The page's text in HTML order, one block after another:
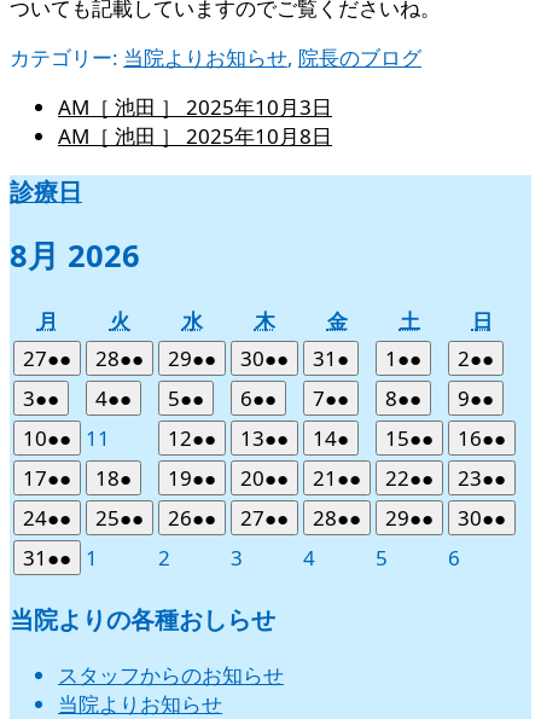
ついても記載していますのでご覧くださいね。
カテゴリー: 当院よりお知らせ, 院長のブログ
AM［ 池田 ］ 2025年10月3日
AM［ 池田 ］ 2025年10月8日
診療日
8月 2026
月
曜
日
火
曜
日
水水
曜
日
木木
曜
日
金金
曜
日
土土
曜
日
日
曜
日
272026
年
7
月
27
日
●●
件
の
イ
ベ
ン
ト)
282026
年
7
28
日
●●
件
の
ベ
ン
ト)
292026
年
7
月
29
日
●●
件
の
ベ
ン
ト)
302026
年
7
月
30
日
●●
件
の
ベ
ン
ト)
31 2026
年
7
月
31
日
●
件
の
ベ
ン
ト)
1 2026
年
8
月
1
日
●●
件
の
イ
ベ
ン
ト)
22026
年
8
月
2
日
●●
件
の
イ
ベ
ン
ト)
32026
年
8
月
3
日
●●
件
の
イ
ベ
ン
ト)
42026
年
8
月
4
日
●●
件
の
ベ
ン
52026
年
8
月
5
日
●●
件
の
イ
ベ
ン
62026
年
8
月
6
日
●●
件
の
イ
ベ
ン
72026
年
8
月
7
日
●●
件
の
イ
ベ
ン
82026
年
8
月
8
日
●●
件
の
イ
ベ
ン
92026
年
8
月
9
日
●●
件
の
イ
ベ
ン
102026
年
8
月
10
日
●● (2
件
の
ベ
ン
ト)
11
年
8
月
122026
年
8
月
●●
件
の
ベ
ト)
132026
年
8
月
●●
件
の
ベ
142026
年
8
月
●
件
の
イ
152026
年
8
月
●●
件
の
ベ
162026
年
8
月
●●
件
の
172026
年
8
月
日
●●
件
の
イ
ン
182026
年
8
日
●
件
の
ン
192026
年
8
日
●●
件
の
イ
ン
202026
年
8
日
●●
件
の
イ
21 2026
年
8
●●
件
の
イ
222026
年
8
●●
件
の
イ
232026
年
8
●●
件
の
242026
年
8
月
24
●●
件
の
イ
ベ
ン
ト)
252026
年
月
25
●●
件
の
イ
ベ
ト)
262026
年
26
●●
件
の
ベ
ン
ト)
272026
年
27
●●
件
282026
年
●●
件
の
292026
年
●●
件
の
302026
年
●●
件
31 2026
年
8
月
31
日
●● (2
件
の
ベ
ン
1
9
1
日
2
9
月
2
日
3
9
月
3
42026
5 6
当院よりの各種おしらせ
スタッフからのお知らせ
当院よりお知らせ